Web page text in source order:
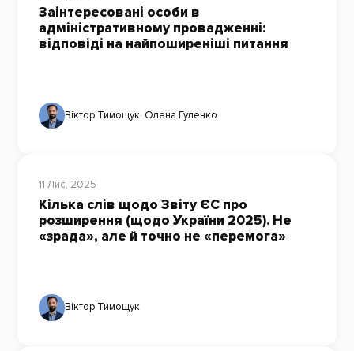
Заінтересовані особи в
адміністративному провадженні:
відповіді на найпоширеніші питання
Віктор Тимощук, Олена Гуленко
11 Лис, 2025
Кілька слів щодо Звіту ЄС про
розширення (щодо України 2025). Не
«зрада», але й точно не «перемога»
Віктор Тимощук